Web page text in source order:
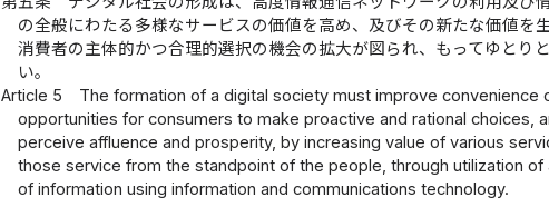
の全般にわたる多様なサービスの価値を高め、及びその新たな価値
消費者の主体的かつ合理的選択の機会の拡大が図られ、もってゆと
い。
Article 5
The formation of a digital society must improve
opportunities for consumers to make proactive and rational
perceive affluence and prosperity, by increasing value of various
those service from the standpoint of the people, through utilization
of information using information and communications technology.